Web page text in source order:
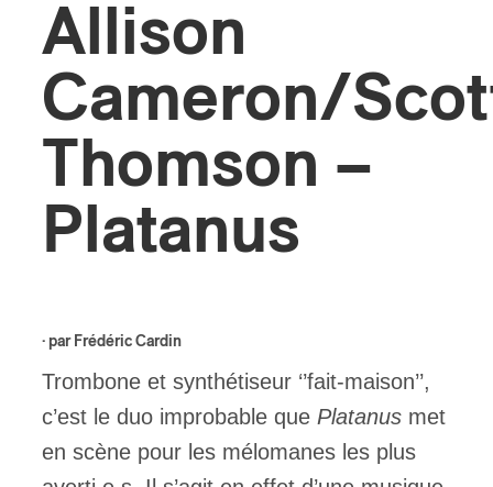
Allison
Cameron/
Thomson –
Platanus
· par Frédéric Cardin
Trombone et synthétiseur ‘’fait-maison’’,
c’est le duo improbable que Platanus met
en scène pour les mélomanes les plus